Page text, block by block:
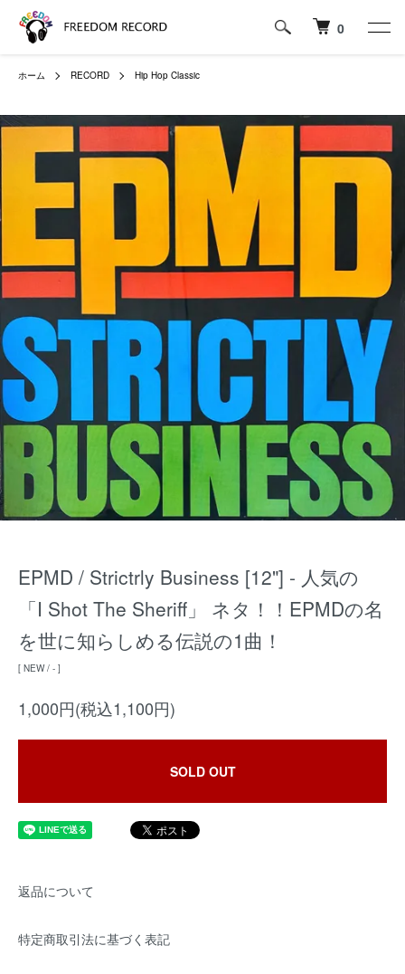
0
ホーム RECORD Hip Hop Classic
EPMD / Strictrly Business [12"] - 人気の
「I Shot The Sheriff」 ネタ！！EPMDの名
を世に知らしめる伝説の1曲！
[ NEW / - ]
1,000円(税込1,100円)
SOLD OUT
返品について
特定商取引法に基づく表記